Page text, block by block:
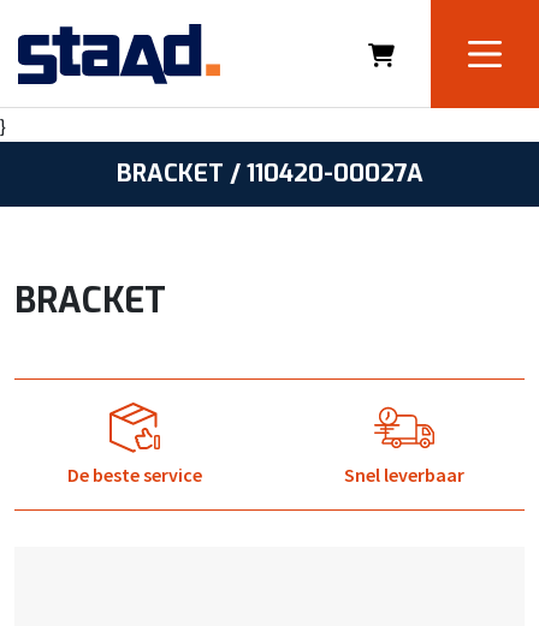
}
BRACKET / 110420-00027A
BRACKET
De beste service Snel leverbaar